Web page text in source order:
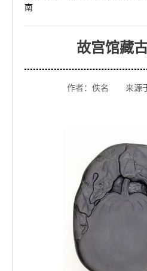
南
故宫馆藏
作者：佚名 来源于